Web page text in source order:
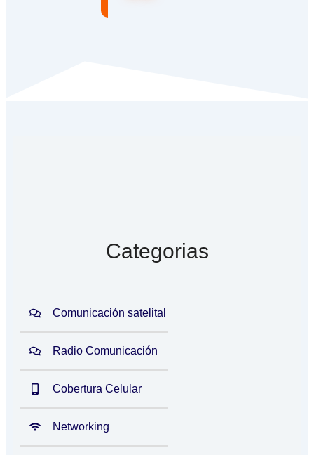
Categorias
Comunicación satelital
Radio Comunicación
Cobertura Celular
Networking